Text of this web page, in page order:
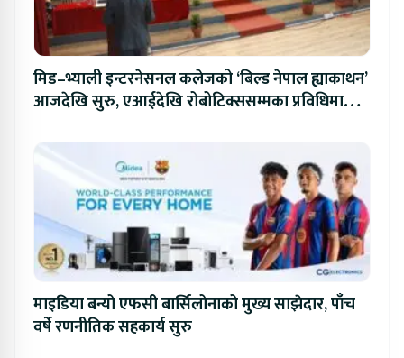
मिड–भ्याली इन्टरनेसनल कलेजको ‘बिल्ड नेपाल ह्याकाथन’
आजदेखि सुरु, एआईदेखि रोबोटिक्ससम्मका प्रविधिमा
माइडिया बन्यो एफसी बार्सिलोनाको मुख्य साझेदार, पाँच
वर्षे रणनीतिक सहकार्य सुरु